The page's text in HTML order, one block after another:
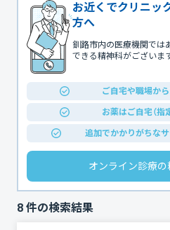
お近くでクリニッ
方へ
釧路市内の医療機関では
できる精神科がございます
ご自宅や職場か
お薬はご自宅（指
追加でかかりがちな
オンライン診療の
8 件の検索結果